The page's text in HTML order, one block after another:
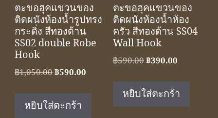
ตะขอฮุคแขวนของ
ติดผนังห้องน้ำรูปทรง
กระดิ่ง สีทองด้าน
SS02 double Robe
Hook
฿1,050.00Original
฿1,050.00.
฿590.00
หยิบใส่ตะกร้า
ตะขอฮุคแขวนของ
ติดผนังห้องน้ำห้อง
ครัว สีทองด้าน SS04
Wall Hook
฿590.00Original
was:
฿590.00.
฿390.00Current
฿390.00.
หยิบใส่ตะกร้า